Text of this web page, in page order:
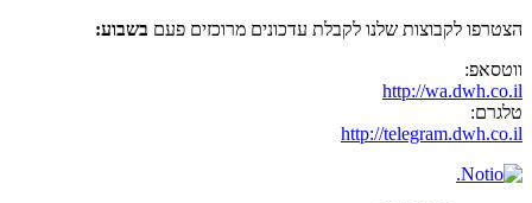
הצטרפו לקבוצות שלנו לקבלת עדכונים מרוכזים פעם בשבוע:
ווטסאפ:
http://wa.dwh.co.il
טלגרם:
http://telegram.dwh.co.il